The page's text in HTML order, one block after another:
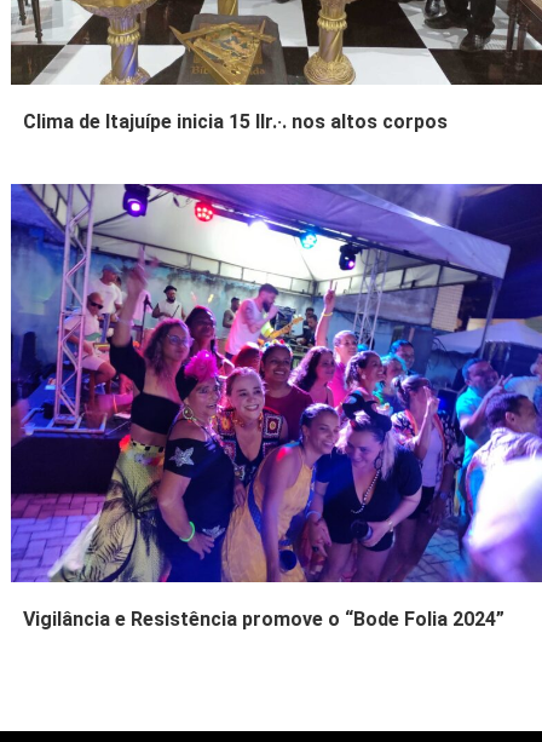
Clima de Itajuípe inicia 15 IIr.·. nos altos corpos
Vigilância e Resistência promove o “Bode Folia 2024”